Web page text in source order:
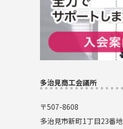
多治見商工会議所
〒507-8608
多治見市新町1丁目23番地